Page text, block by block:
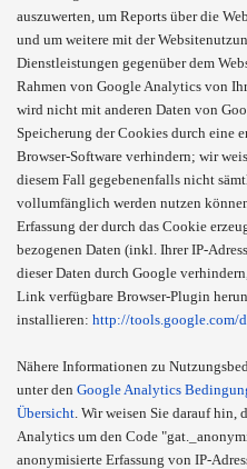
auszuwerten, um Reports über die
und um weitere mit der
Dienstleistungen gegenüber dem
Rahmen von Google Analytics von
wird nicht mit anderen Daten von
Speicherung der Cookies durch eine
Browser-Software verhindern; wir
diesem Fall gegebenenfalls nicht
vollumfänglich werden nutzen
Erfassung der durch das Cookie
bezogenen Daten (inkl. Ihrer IP-
dieser Daten durch Google
Link verfügbare Browser-Plugin
installieren: http://tools.google.com/
Nähere Informationen zu
unter den Google Analytics
Übersicht. Wir weisen Sie darauf hin,
Analytics um den Code
anonymisierte Erfassung von IP-